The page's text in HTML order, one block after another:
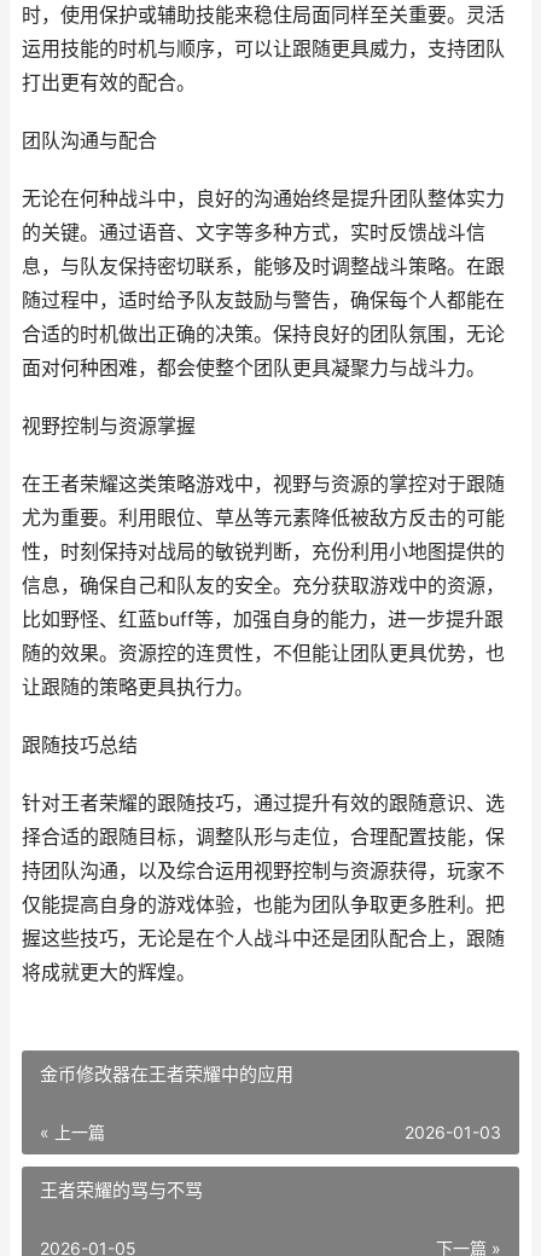
时，使用保护或辅助技能来稳住局面同样至关重要。灵活
运用技能的时机与顺序，可以让跟随更具威力，支持团队
打出更有效的配合。
团队沟通与配合
无论在何种战斗中，良好的沟通始终是提升团队整体实力
的关键。通过语音、文字等多种方式，实时反馈战斗信
息，与队友保持密切联系，能够及时调整战斗策略。在跟
随过程中，适时给予队友鼓励与警告，确保每个人都能在
合适的时机做出正确的决策。保持良好的团队氛围，无论
面对何种困难，都会使整个团队更具凝聚力与战斗力。
视野控制与资源掌握
在王者荣耀这类策略游戏中，视野与资源的掌控对于跟随
尤为重要。利用眼位、草丛等元素降低被敌方反击的可能
性，时刻保持对战局的敏锐判断，充份利用小地图提供的
信息，确保自己和队友的安全。充分获取游戏中的资源，
比如野怪、红蓝buff等，加强自身的能力，进一步提升跟
随的效果。资源控的连贯性，不但能让团队更具优势，也
让跟随的策略更具执行力。
跟随技巧总结
针对王者荣耀的跟随技巧，通过提升有效的跟随意识、选
择合适的跟随目标，调整队形与走位，合理配置技能，保
持团队沟通，以及综合运用视野控制与资源获得，玩家不
仅能提高自身的游戏体验，也能为团队争取更多胜利。把
握这些技巧，无论是在个人战斗中还是团队配合上，跟随
将成就更大的辉煌。
金币修改器在王者荣耀中的应用
« 上一篇 2026-01-03
王者荣耀的骂与不骂
下一篇 »
2026-01-05